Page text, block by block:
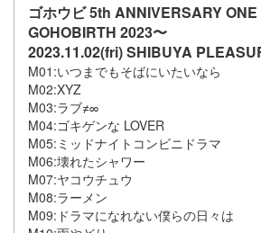
ゴホウビ 5th ANNIVERSARY
GOHOBIRTH 2023〜
2023.11.02(fri) SHIBUYA
M01:いつまでもそばにいたいなら
M02:XYZ
M03:ラブ≠∞
M04:ゴキゲンな LOVER
M05:ミッドナイトコンビニドラマ
M06:壊れたシャワー
M07:ヤコウチュウ
M08:ラーメン
M09:ドラマになれない僕らの日々は